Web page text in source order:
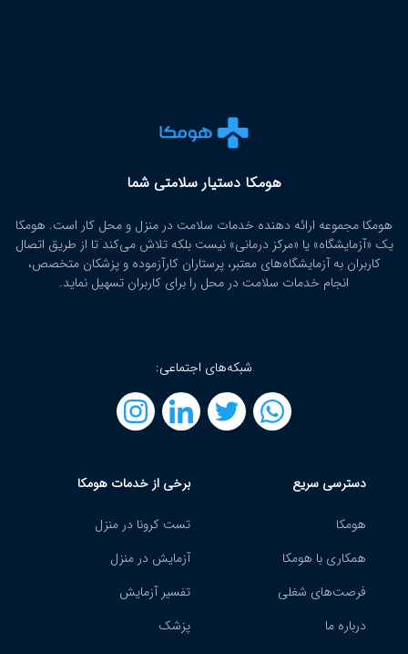
هومکا دستیار سلامتی شما
هومکا مجموعه ارائه‌ دهنده خدمات سلامت در منزل و محل کار است. هومکا
یک «آزمایشگاه» یا «مرکز درمانی» نیست بلکه تلاش می‌کند تا از طریق اتصال
کاربران به آزمایشگاه‌های معتبر، پرستاران کارآزموده و پزشکان متخصص،
انجام خدمات سلامت در محل را برای کاربران تسهیل نماید.
شبکه‌های اجتماعی:
دسترسی سریع
هومکا
همکاری با هومکا
فرصت‌های شغلی
درباره ما
برخی از خدمات هومکا
تست کرونا در منزل
آزمایش در منزل
تفسیر آزمایش
پزشک